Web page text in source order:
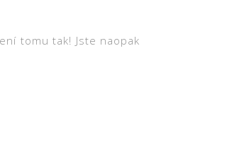
tomu tak! Jste naopak